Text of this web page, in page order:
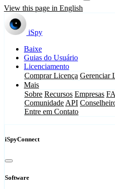
View this page in English
iSpy
Baixe
Guias do Usuário
Licenciamento
Comprar Licença Gerenciar
Mais
Sobre Recursos Empresas
Comunidade API
Entre em Contato
iSpyConnect
Software